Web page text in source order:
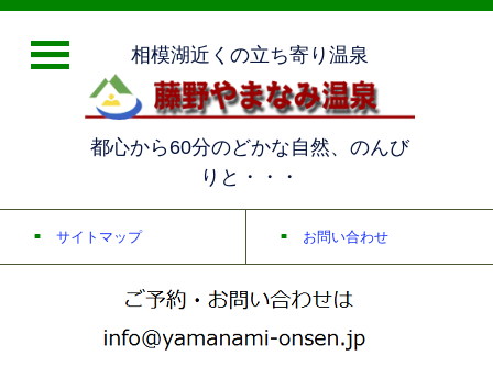
相模湖近くの立ち寄り温泉
都心から60分のどかな自然、のんび
りと・・・
サイトマップ お問い合わせ